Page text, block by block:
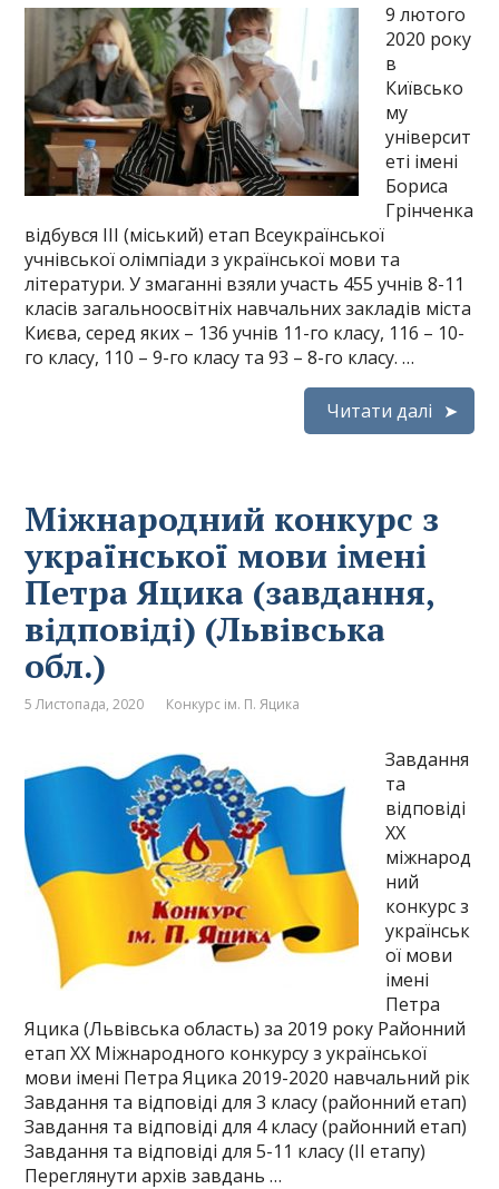
9 лютого
2020 року
в
Київсько
му
університ
еті імені
Бориса
Грінченка
відбувся ІІІ (міський) етап Всеукраїнської
учнівської олімпіади з української мови та
літератури. У змаганні взяли участь 455 учнів 8-11
класів загальноосвітніх навчальних закладів міста
Києва, серед яких – 136 учнів 11-го класу, 116 – 10-
го класу, 110 – 9-го класу та 93 – 8-го класу. …
Читати далі
Міжнародний конкурс з
української мови імені
Петра Яцика (завдання,
відповіді) (Львівська
обл.)
5 Листопада, 2020 Конкурс ім. П. Яцика
Завдання
та
відповіді
ХХ
міжнарод
ний
конкурс з
українськ
ої мови
імені
Петра
Яцика (Львівська область) за 2019 року Районний
етап ХХ Міжнародного конкурсу з української
мови імені Петра Яцика 2019-2020 навчальний рік
Завдання та відповіді для 3 класу (районний етап)
Завдання та відповіді для 4 класу (районний етап)
Завдання та відповіді для 5-11 класу (ІІ етапу)
Переглянути архів завдань …